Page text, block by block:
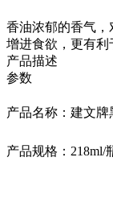
香油浓郁的香气
增进食欲，更有利
产品描述
参数
产品名称：建文牌
产品规格：218ml/